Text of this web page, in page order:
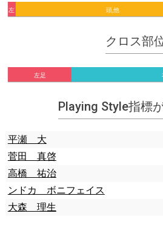
左 頭,他
クロス部
左足
Playing Style指標
平瀬 大
菅田 真啓
高橋 祐治
ンドカ ボニフェイス
大森 理生